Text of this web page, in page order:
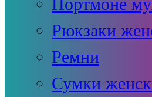
Портмоне
Рюкзаки
Ремни
Сумки